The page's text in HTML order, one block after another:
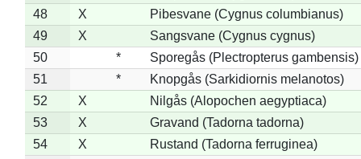
48
X
Pibesvane (Cygnus columbianus)
49
X
Sangsvane (Cygnus cygnus)
50
*
Sporegås (Plectropterus gambensis)
51
*
Knopgås (Sarkidiornis melanotos)
52
X
Nilgås (Alopochen aegyptiaca)
53
X
Gravand (Tadorna tadorna)
54
X
Rustand (Tadorna ferruginea)